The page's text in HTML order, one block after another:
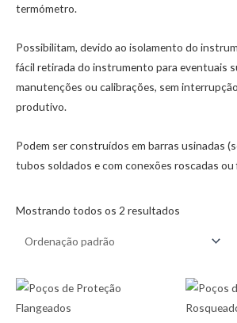
termómetro.
Possibilitam, devido ao isolamento do
fácil retirada do instrumento para eventuais
manutenções ou calibrações, sem
produtivo.
Podem ser construídos em barras usinadas
tubos soldados e com conexões roscadas ou
Mostrando todos os 2 resultados